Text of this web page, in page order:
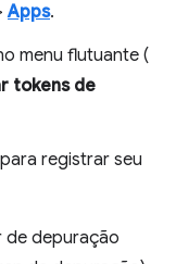
Apps.
menu flutuante (
tokens de
registrar seu
de depuração